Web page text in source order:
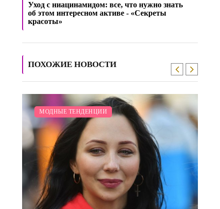
Уход с ниацинамидом: все, что нужно знать
об этом интересном активе - «Секреты
красоты»
ПОХОЖИЕ НОВОСТИ
МОДНЫЕ ТЕНДЕНЦИИ